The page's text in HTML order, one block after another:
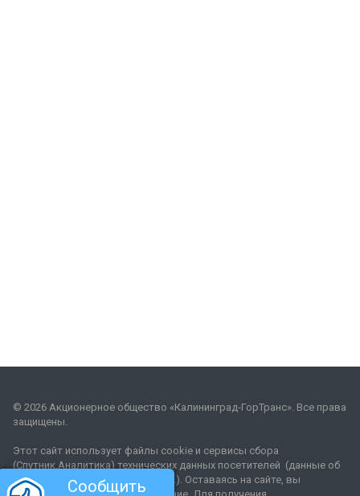
© 2026 Акционерное общество «Калининград-ГорТранс». Все права
защищены.
Этот сайт использует файлы cookie и сервисы сбора
(Спутник.Аналитика) технических данных посетителей (данные об
IP-адресе, местоположении и др.). Оставаясь на сайте, вы
Сообщить